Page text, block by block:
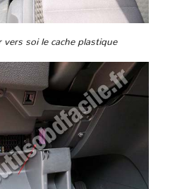
soi le cache plastique